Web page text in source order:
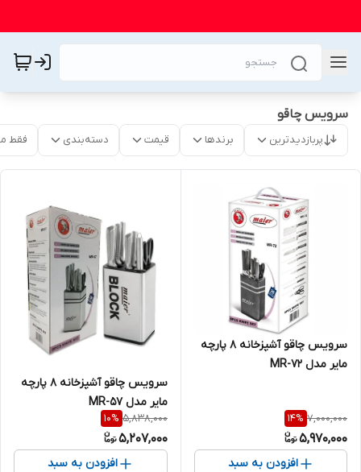
سرویس چاقو
پربازدیدترین برندها قیمت دسته‌بندی فقط
سرویس چاقو آشپزخانه 8 پارچه
مایر مدل MR-72
7,000,000
14%
5,970,000
افزودن به سبد
سرویس چاقو آشپزخانه 8 پارچه
مایر مدل MR-57
5,838,000
10%
5,207,000
افزودن به سبد